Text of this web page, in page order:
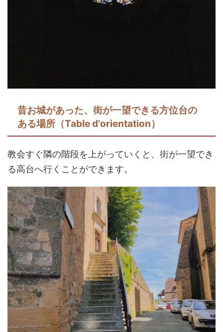
昔お城があった、街が一望できる方位台の
ある場所（Table d'orientation）
教会すぐ隣の階段を上がっていくと、街が一望でき
る高台へ行くことができます。